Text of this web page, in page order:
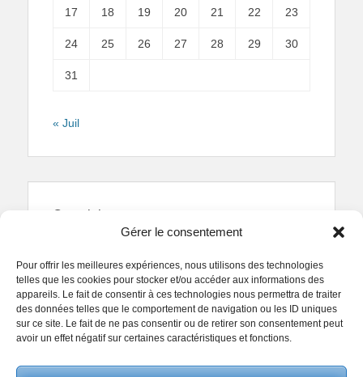
Gérer le consentement
Pour offrir les meilleures expériences, nous utilisons des technologies
telles que les cookies pour stocker et/ou accéder aux informations des
appareils. Le fait de consentir à ces technologies nous permettra de traiter
des données telles que le comportement de navigation ou les ID uniques
sur ce site. Le fait de ne pas consentir ou de retirer son consentement peut
avoir un effet négatif sur certaines caractéristiques et fonctions.
17 18 19 20 21 22 23
24 25 26 27 28 29 30
31
« Juil
Copyright
Reproduction interdite.Textes et photographies
© Regards Parisiens 2011-2026.
Copyright © 2026Collectif Regards Parisiens. All